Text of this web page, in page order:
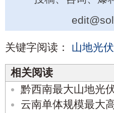
关键字阅读： 山地光伏
相关阅读
黔西南最大山地光
云南单体规模最大